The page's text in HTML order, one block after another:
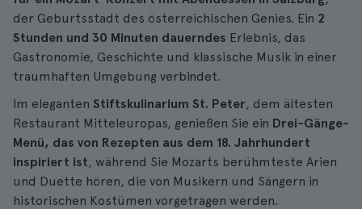
der Geburtsstadt des österreichischen Genies. Ein 2
Stunden und 30 Minuten dauerndes Erlebnis, das
Gastronomie, Geschichte und klassische Musik in einer
traumhaften Umgebung verbindet.
Im eleganten Stiftskulinarium St. Peter, dem ältesten
Restaurant Mitteleuropas, genießen Sie ein Drei-Gänge-
Menü, das von Rezepten aus dem 18. Jahrhundert
inspiriert ist, während Sie Mozarts berühmteste Arien
und Duette hören, die von Musikern und Sängern in
historischen Kostümen vorgetragen werden.